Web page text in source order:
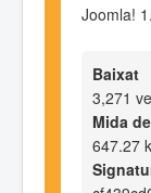
Joomla!
Baixat
3,271
Mida
647.27